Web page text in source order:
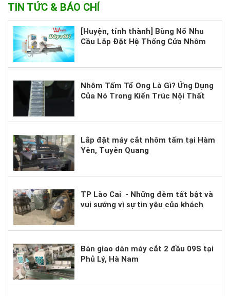
TIN TỨC & BÁO CHÍ
[Huyện, tỉnh thành] Bùng Nổ Nhu
Cầu Lắp Đặt Hệ Thống Cửa Nhôm
Nhôm Tấm Tổ Ong Là Gì? Ứng Dụng
Của Nó Trong Kiến Trúc Nội Thất
Lắp đặt máy cắt nhôm tấm tại Hàm
Yên, Tuyên Quang
TP Lào Cai - Những đêm tất bật và
vui sướng vì sự tin yêu của khách
Bàn giao dàn máy cắt 2 đầu 09S tại
Phủ Lý, Hà Nam